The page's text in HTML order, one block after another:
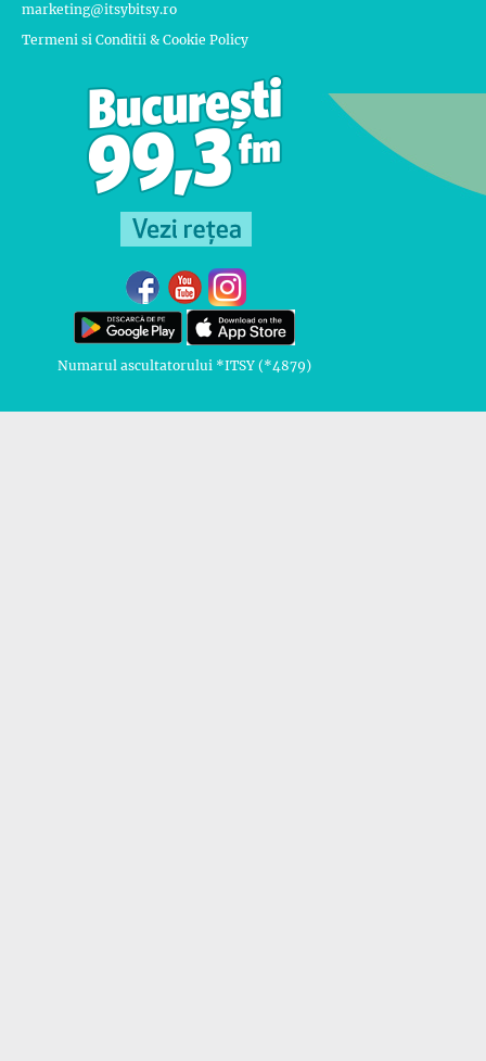
marketing@itsybitsy.ro
Termeni si Conditii & Cookie Policy
Numarul ascultatorului *ITSY (*4879)